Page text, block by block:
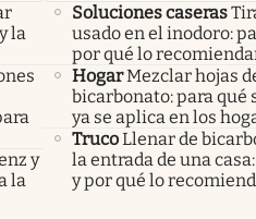
la
y
la
Soluciones caseras
usado en el inodoro:
por qué lo
HogarMezclar hojas
bicarbonato: para qué
ya se aplica en los
TrucoLlenar de
la entrada de una
y por qué lo